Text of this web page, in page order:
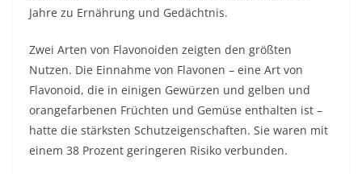
Jahre zu Ernährung und Gedächtnis.
Zwei Arten von Flavonoiden zeigten den größten
Nutzen. Die Einnahme von Flavonen – eine Art von
Flavonoid, die in einigen Gewürzen und gelben und
orangefarbenen Früchten und Gemüse enthalten ist –
hatte die stärksten Schutzeigenschaften. Sie waren mit
einem 38 Prozent geringeren Risiko verbunden.